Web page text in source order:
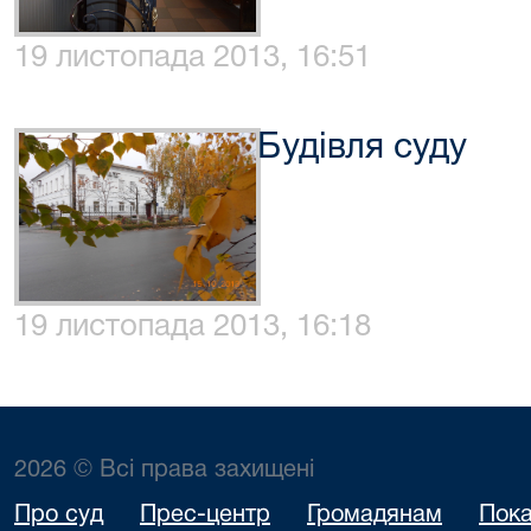
19 листопада 2013, 16:51
Будівля суду
19 листопада 2013, 16:18
2026 © Всі права захищені
Про суд Прес-центр Громадянам